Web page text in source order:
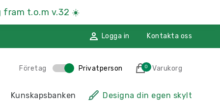
fram t.o.m v.32 ☀️
Logga in Kontakta oss
Företag Privatperson 0 Varukorg
Kunskapsbanken Designa din egen skylt